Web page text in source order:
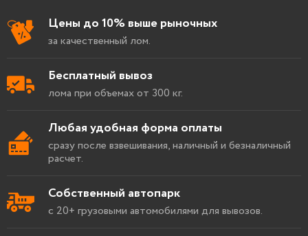
Цены до 10% выше рыночных
за качественный лом.
Бесплатный вывоз
лома при объемах от 300 кг.
Любая удобная форма оплаты
сразу после взвешивания, наличный и безналичный
расчет.
Собственный автопарк
с 20+ грузовыми автомобилями для вывозов.